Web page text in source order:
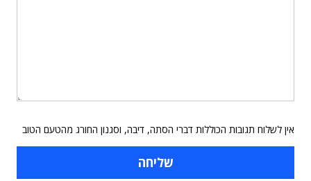
אין לשלוח תגובות הכוללות דברי הסתה, דיבה, וסגנון החורג מהטעם הטוב